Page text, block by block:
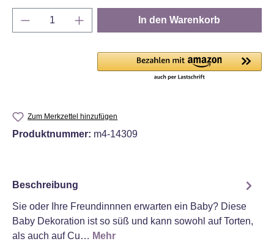
Produkt Anzahl: Gib den gewünschten
In den Warenkorb
Zum Merkzettel hinzufügen
Produktnummer: m4-14309
Beschreibung
Sie oder Ihre Freundinnnen erwarten ein Baby? Diese
Baby Dekoration ist so süß und kann sowohl auf Torten,
als auch auf Cu… Mehr